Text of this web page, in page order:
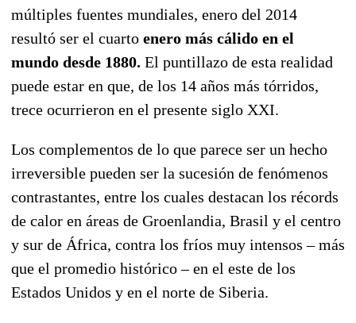
múltiples fuentes mundiales, enero del 2014
resultó ser el cuarto enero más cálido en el
mundo desde 1880. El puntillazo de esta realidad
puede estar en que, de los 14 años más tórridos,
trece ocurrieron en el presente siglo XXI.
Los complementos de lo que parece ser un hecho
irreversible pueden ser la sucesión de fenómenos
contrastantes, entre los cuales destacan los récords
de calor en áreas de Groenlandia, Brasil y el centro
y sur de África, contra los fríos muy intensos – más
que el promedio histórico – en el este de los
Estados Unidos y en el norte de Siberia.